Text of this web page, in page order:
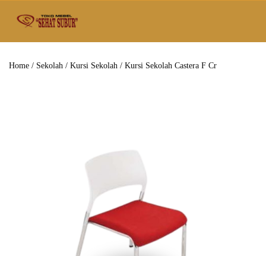
Home / Sekolah / Kursi Sekolah / Kursi Sekolah Castera F Cr